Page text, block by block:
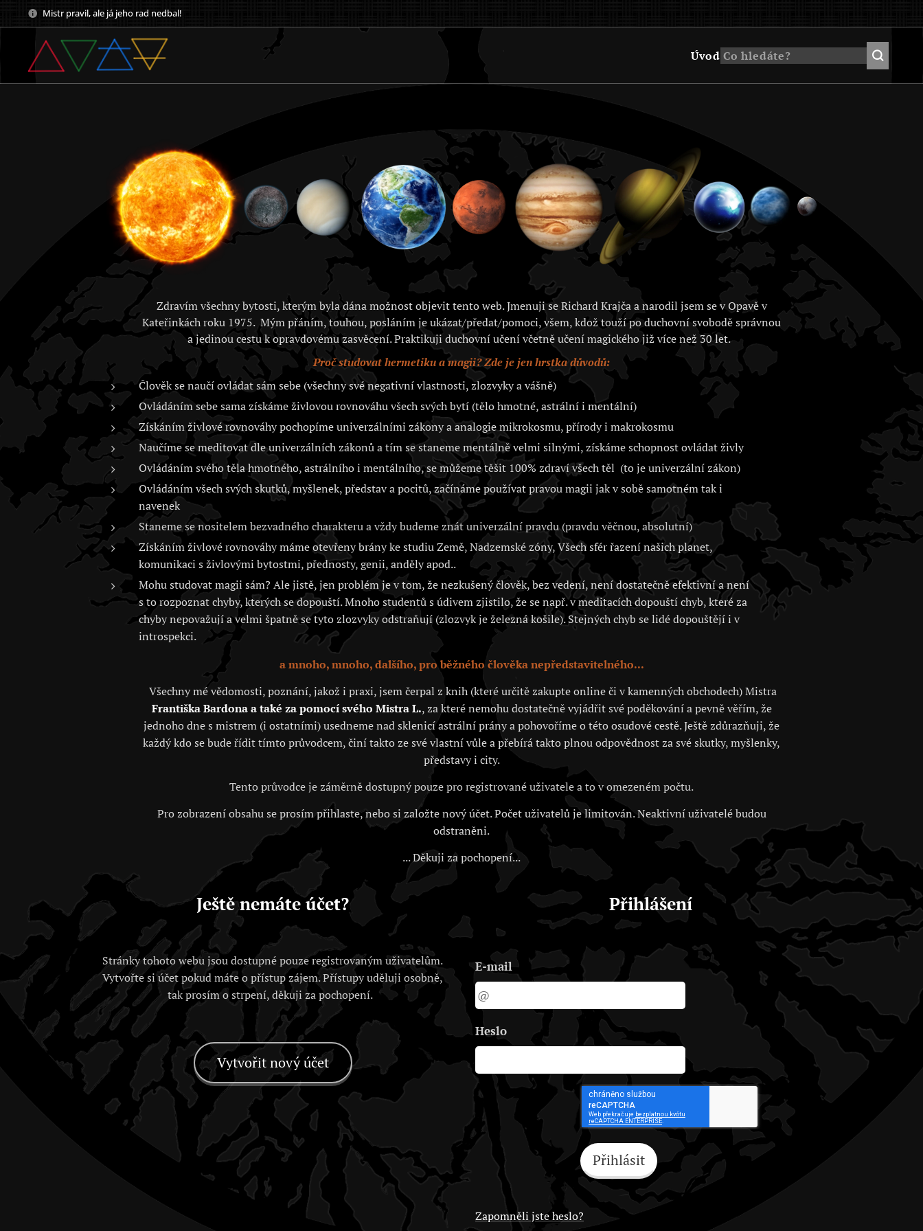
Mistr pravil, ale já jeho rad nedbal!
Úvod
Zdravím všechny bytosti, kterým byla dána možnost objevit tento web. Jmenuji se Richard Krajča a narodil jsem se v Opavě v
Kateřinkách roku 1975. Mým přáním, touhou, posláním je ukázat/předat/pomoci, všem, kdož touží po duchovní svobodě správnou
a jedinou cestu k opravdovému zasvěcení. Praktikuji duchovní učení včetně učení magického již více než 30 let.
Proč studovat hermetiku a magii? Zde je jen hrstka důvodů:
Člověk se naučí ovládat sám sebe (všechny své negativní vlastnosti, zlozvyky a vášně)
Ovládáním sebe sama získáme živlovou rovnováhu všech svých bytí (tělo hmotné, astrální i mentální)
Získáním živlové rovnováhy pochopíme univerzálními zákony a analogie mikrokosmu, přírody i makrokosmu
Naučíme se meditovat dle univerzálních zákonů a tím se staneme mentálně velmi silnými, získáme schopnost ovládat živly
Ovládáním svého těla hmotného, astrálního i mentálního, se můžeme těšit 100% zdraví všech těl (to je univerzální zákon)
Ovládáním všech svých skutků, myšlenek, představ a pocitů, začínáme používat pravou magii jak v sobě samotném tak i
navenek
Staneme se nositelem bezvadného charakteru a vždy budeme znát univerzální pravdu (pravdu věčnou, absolutní)
Získáním živlové rovnováhy máme otevřeny brány ke studiu Země, Nadzemské zóny, Všech sfér řazení našich planet,
komunikaci s živlovými bytostmi, přednosty, genii, anděly apod..
Mohu studovat magii sám? Ale jistě, jen problém je v tom, že nezkušený člověk, bez vedení, není dostatečně efektivní a není
s to rozpoznat chyby, kterých se dopouští. Mnoho studentů s údivem zjistilo, že se např. v meditacích dopouští chyb, které za
chyby nepovažují a velmi špatně se tyto zlozvyky odstraňují (zlozvyk je železná košile). Stejných chyb se lidé dopouštějí i v
introspekci.
a mnoho, mnoho, dalšího, pro běžného člověka nepředstavitelného...
Všechny mé vědomosti, poznání, jakož i praxi, jsem čerpal z knih (které určitě zakupte online či v kamenných obchodech) Mistra
Františka Bardona a také za pomocí svého Mistra L., za které nemohu dostatečně vyjádřit své poděkování a pevně věřím, že
jednoho dne s mistrem (i ostatními) usedneme nad sklenicí astrální prány a pohovoříme o této osudové cestě. Ještě zdůrazňuji, že
každý kdo se bude řídit tímto průvodcem, činí takto ze své vlastní vůle a přebírá takto plnou odpovědnost za své skutky, myšlenky,
představy i city.
Tento průvodce je záměrně dostupný pouze pro registrované uživatele a to v omezeném počtu.
Pro zobrazení obsahu se prosím přihlaste, nebo si založte nový účet. Počet uživatelů je limitován. Neaktivní uživatelé budou
odstraněni.
... Děkuji za pochopení...
Ještě nemáte účet?
Stránky tohoto webu jsou dostupné pouze registrovaným uživatelům.
Vytvořte si účet pokud máte o přístup zájem. Přístupy uděluji osobně,
tak prosím o strpení, děkuji za pochopení.
Vytvořit nový účet
Přihlášení
E-mail
Heslo
Přihlásit
Zapomněli jste heslo?